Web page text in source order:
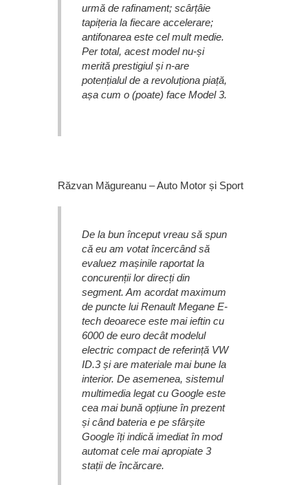
urmă de rafinament; scârțâie
tapițeria la fiecare accelerare;
antifonarea este cel mult medie.
Per total, acest model nu-și
merită prestigiul și n-are
potențialul de a revoluționa piață,
așa cum o (poate) face Model 3.
Răzvan Măgureanu – Auto Motor și Sport
De la bun început vreau să spun
că eu am votat încercând să
evaluez mașinile raportat la
concurenții lor direcți din
segment. Am acordat maximum
de puncte lui Renault Megane E-
tech deoarece este mai ieftin cu
6000 de euro decât modelul
electric compact de referință VW
ID.3 și are materiale mai bune la
interior. De asemenea, sistemul
multimedia legat cu Google este
cea mai bună opțiune în prezent
și când bateria e pe sfârșite
Google îți indică imediat în mod
automat cele mai apropiate 3
stații de încărcare.